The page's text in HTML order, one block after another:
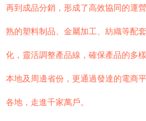
再到成品分銷，形成了高效協同的運
熟的塑料制品、金屬加工、紡織等配
化，靈活調整產品線，確保產品的多
本地及周邊省份，更通過發達的電商
各地，走進千家萬戶。